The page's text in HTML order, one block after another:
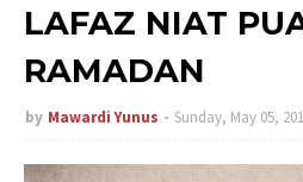
LAFAZ NIAT
RAMADAN
by Mawardi Yunus Sunday, May 05,